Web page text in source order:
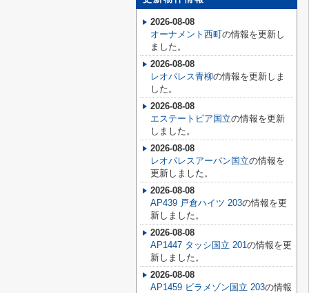
2026-08-08
オーナメント西町の情報を更新し
ました。
2026-08-08
レオパレス青柳の情報を更新しま
した。
2026-08-08
エステートピア国立の情報を更新
しました。
2026-08-08
レオパレスアーバン国立の情報を
更新しました。
2026-08-08
AP439 戸倉ハイツ 203の情報を更
新しました。
2026-08-08
AP1447 タッシ国立 201の情報を更
新しました。
2026-08-08
AP1459 ビラメゾン国立 203の情報